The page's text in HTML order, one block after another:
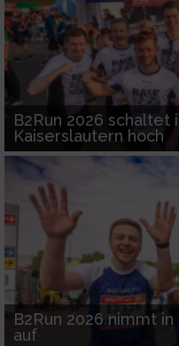
B2Run 2026 schaltet
Kaiserslautern hoch
B2Run 2026 nimmt
auf